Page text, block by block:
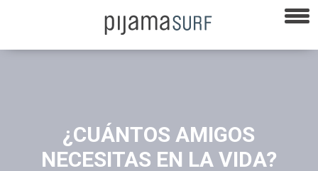
¿CUÁNTOS AMIGOS
NECESITAS EN LA VIDA?